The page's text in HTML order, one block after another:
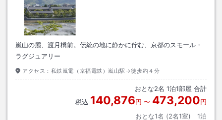
嵐山の麓、渡月橋前。伝統の地に静かに佇む、京都のスモール・
ラグジュアリー
アクセス： 私鉄嵐電（京福電鉄）嵐山駅→徒歩約４分
おとな2名 1泊1部屋 合計
税込 140,876円 〜 473,200円
おとな1名 (2名1室)｜ 1泊